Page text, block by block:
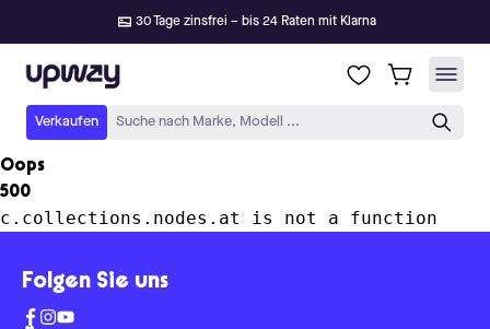
30 Tage zinsfrei – bis 24 Raten mit Klarna
Upway
Verkaufen Suche nach Marke, Modell ...
Oops
500
c.collections.nodes.at is not a function
Folgen Sie uns